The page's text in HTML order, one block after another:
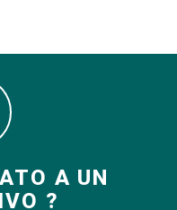
A UN
?